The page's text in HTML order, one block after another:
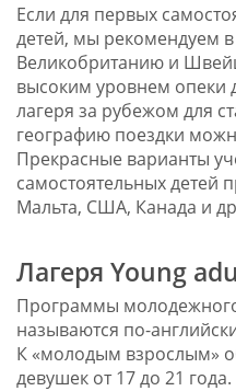
Если для первых
детей, мы рекомендуем
Великобританию и
высоким уровнем опеки
лагеря за рубежом для
географию поездки
Прекрасные варианты
самостоятельных детей
Мальта, США, Канада и
Лагеря Young
Программы
называются по-
К «молодым взрослым»
девушек от 17 до 21 года.